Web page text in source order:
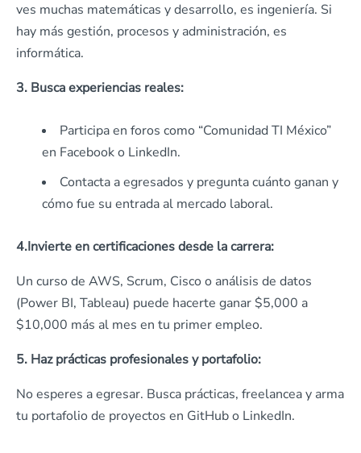
ves muchas matemáticas y desarrollo, es ingeniería. Si
hay más gestión, procesos y administración, es
informática.
3. Busca experiencias reales:
Participa en foros como “Comunidad TI México”
en Facebook o LinkedIn.
Contacta a egresados y pregunta cuánto ganan y
cómo fue su entrada al mercado laboral.
4.Invierte en certificaciones desde la carrera:
Un curso de AWS, Scrum, Cisco o análisis de datos
(Power BI, Tableau) puede hacerte ganar $5,000 a
$10,000 más al mes en tu primer empleo.
5. Haz prácticas profesionales y portafolio:
No esperes a egresar. Busca prácticas, freelancea y arma
tu portafolio de proyectos en GitHub o LinkedIn.